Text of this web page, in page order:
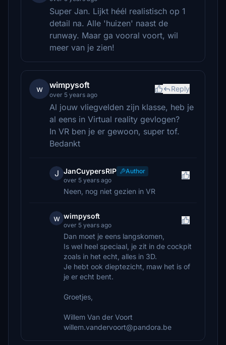
Super Jan. Lijkt héél realistisch op 1
detail na. Alle 'huizen' naast de
runway. Maar ga vooral voort, wil
meer van je zien!
w wimpysoft
over 5 years ago
Reply
Al jouw vliegvelden zijn klasse, heb je
al eens in Virtual reality gevlogen?
In VR ben je er gewoon, super tof.
Bedankt
J JanCuypersRIP
Author
over 5 years ago
Neen, nog niet gezien in VR
w wimpysoft
over 5 years ago
Dan moet je eens langskomen,
Is wel heel speciaal, je zit in de cockpit
zoals in het echt, alles in 3D.
Je hebt ook dieptezicht, maw het is of
je er echt bent.
Groetjes,
Willem Van der Voort
willem.vandervoort@pandora.be